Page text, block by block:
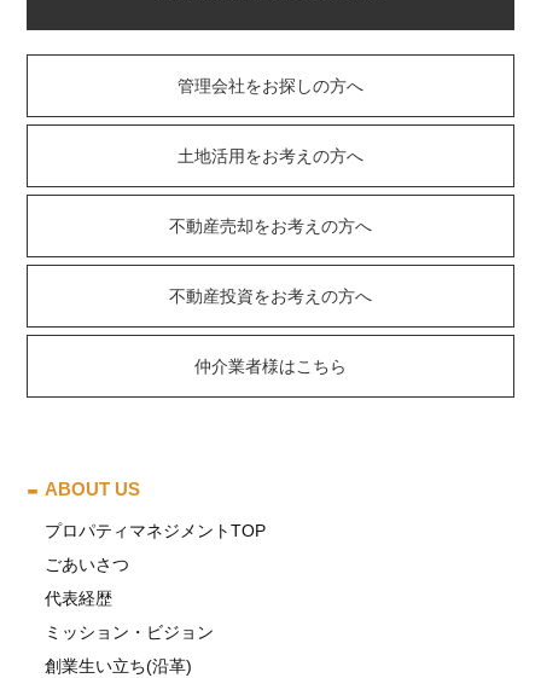
管理会社をお探しの方へ
土地活用をお考えの方へ
不動産売却をお考えの方へ
不動産投資をお考えの方へ
仲介業者様はこちら
ABOUT US
プロパティマネジメントTOP
ごあいさつ
代表経歴
ミッション・ビジョン
創業生い立ち(沿革)